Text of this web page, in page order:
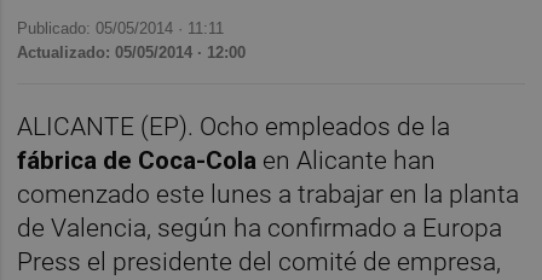
Publicado: 05/05/2014 · 11:11
Actualizado: 05/05/2014 · 12:00
ALICANTE (EP). Ocho empleados de la
fábrica de Coca-Cola en Alicante han
comenzado este lunes a trabajar en la planta
de Valencia, según ha confirmado a Europa
Press el presidente del comité de empresa,